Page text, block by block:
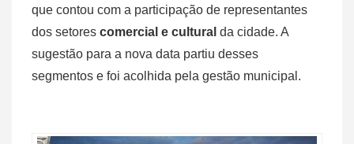
que contou com a participação de representantes
dos setores comercial e cultural da cidade. A
sugestão para a nova data partiu desses
segmentos e foi acolhida pela gestão municipal.